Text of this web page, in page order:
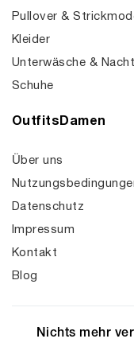
Pullover &
Kleider
Unterwäsche &
Schuhe
OutfitsDamen
Über uns
Datenschutz
Impressum
Kontakt
Blog
Nichts mehr